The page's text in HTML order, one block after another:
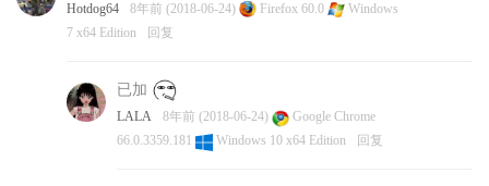
Hotdog64 8年前 (2018-06-24) Firefox 60.0
Windows
7 x64 Edition
回复
已加
LALA 8年前 (2018-06-24)
Google Chrome
66.0.3359.181
Windows 10 x64 Edition 回复